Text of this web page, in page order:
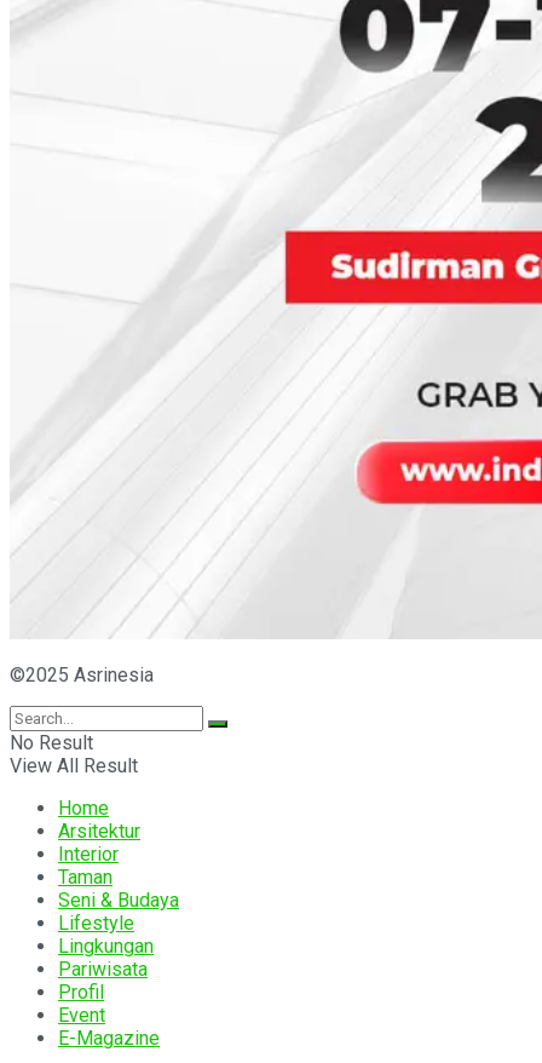
©2025 Asrinesia
No Result
View All Result
Home
Arsitektur
Interior
Taman
Seni & Budaya
Lifestyle
Lingkungan
Pariwisata
Profil
Event
E-Magazine